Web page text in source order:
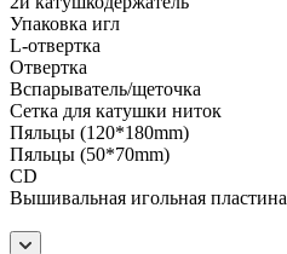
Упаковка игл
L-отвертка
Отвертка
Вспарыватель/щеточка
Сетка для катушки ниток
Пяльцы (120*180mm)
Пяльцы (50*70mm)
CD
Вышивальная игольная пластина